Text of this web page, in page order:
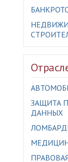
ЗАЩИТА
ДАННЫХ